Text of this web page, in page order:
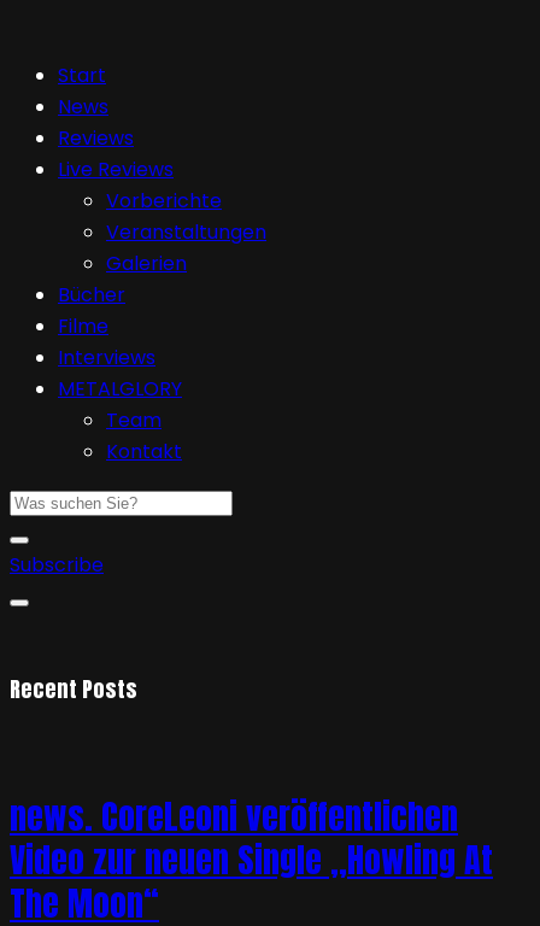
Start
News
Reviews
Live Reviews
Vorberichte
Veranstaltungen
Galerien
Bücher
Filme
Interviews
METALGLORY
Team
Kontakt
Subscribe
Recent Posts
news. CoreLeoni veröffentlichen
Video zur neuen Single „Howling At
The Moon“